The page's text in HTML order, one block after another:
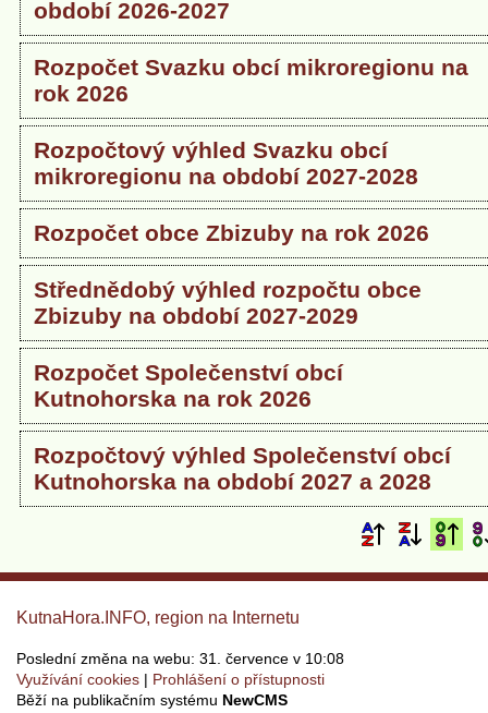
období 2026-2027
Rozpočet Svazku obcí mikroregionu na
rok 2026
Rozpočtový výhled Svazku obcí
mikroregionu na období 2027-2028
Rozpočet obce Zbizuby na rok 2026
Střednědobý výhled rozpočtu obce
Zbizuby na období 2027-2029
Rozpočet Společenství obcí
Kutnohorska na rok 2026
Rozpočtový výhled Společenství obcí
Kutnohorska na období 2027 a 2028
KutnaHora.INFO, region na Internetu
Poslední změna na webu: 31. července v 10:08
Využívání cookies
Prohlášení o přístupnosti
Běží na publikačním systému NewCMS